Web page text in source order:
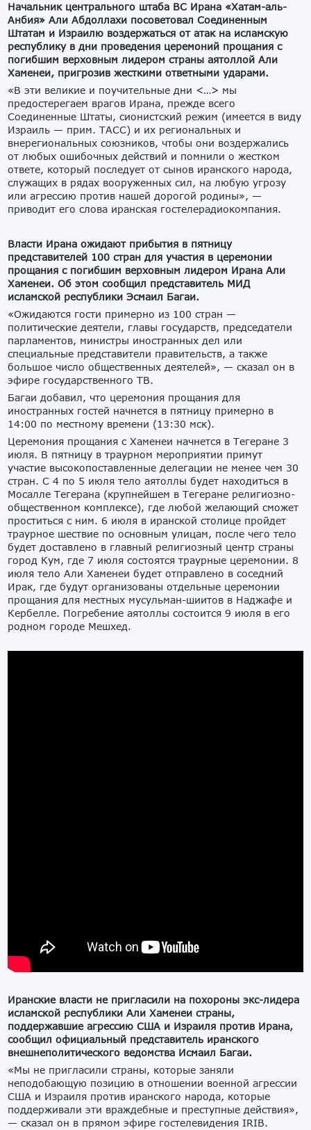
Начальник центрального штаба ВС Ирана «Хатам-аль-
Анбия» Али Абдоллахи посоветовал Соединенным
Штатам и Израилю воздержаться от атак на исламскую
республику в дни проведения церемоний прощания с
погибшим верховным лидером страны аятоллой Али
Хаменеи, пригрозив жесткими ответными ударами.
«В эти великие и поучительные дни <…> мы
предостерегаем врагов Ирана, прежде всего
Соединенные Штаты, сионистский режим (имеется в виду
Израиль — прим. ТАСС) и их региональных и
внерегиональных союзников, чтобы они воздержались
от любых ошибочных действий и помнили о жестком
ответе, который последует от сынов иранского народа,
служащих в рядах вооруженных сил, на любую угрозу
или агрессию против нашей дорогой родины», —
приводит его слова иранская гостелерадиокомпания.
Власти Ирана ожидают прибытия в пятницу
представителей 100 стран для участия в церемонии
прощания с погибшим верховным лидером Ирана Али
Хаменеи. Об этом сообщил представитель МИД
исламской республики Эсмаил Багаи.
«Ожидаются гости примерно из 100 стран —
политические деятели, главы государств, председатели
парламентов, министры иностранных дел или
специальные представители правительств, а также
большое число общественных деятелей», — сказал он в
эфире государственного ТВ.
Багаи добавил, что церемония прощания для
иностранных гостей начнется в пятницу примерно в
14:00 по местному времени (13:30 мск).
Церемония прощания с Хаменеи начнется в Тегеране 3
июля. В пятницу в траурном мероприятии примут
участие высокопоставленные делегации не менее чем 30
стран. С 4 по 5 июля тело аятоллы будет находиться в
Мосалле Тегерана (крупнейшем в Тегеране религиозно-
общественном комплексе), где любой желающий сможет
проститься с ним. 6 июля в иранской столице пройдет
траурное шествие по основным улицам, после чего тело
будет доставлено в главный религиозный центр страны
город Кум, где 7 июля состоятся траурные церемонии. 8
июля тело Али Хаменеи будет отправлено в соседний
Ирак, где будут организованы отдельные церемонии
прощания для местных мусульман-шиитов в Наджафе и
Кербелле. Погребение аятоллы состоится 9 июля в его
родном городе Мешхед.
Иранские власти не пригласили на похороны экс-лидера
исламской республики Али Хаменеи страны,
поддержавшие агрессию США и Израиля против Ирана,
сообщил официальный представитель иранского
внешнеполитического ведомства Исмаил Багаи.
«Мы не пригласили страны, которые заняли
неподобающую позицию в отношении военной агрессии
США и Израиля против иранского народа, которые
поддерживали эти враждебные и преступные действия»,
— сказал он в прямом эфире гостелевидения IRIB.